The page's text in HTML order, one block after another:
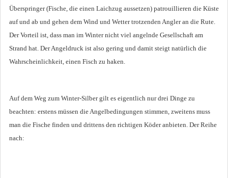
Überspringer (Fische, die einen Laichzug aussetzen) patrouillieren die Küste
auf und ab und gehen dem Wind und Wetter trotzenden Angler an die Rute.
Der Vorteil ist, dass man im Winter nicht viel angelnde Gesellschaft am
Strand hat. Der Angeldruck ist also gering und damit steigt natürlich die
Wahrscheinlichkeit, einen Fisch zu haken.
Auf dem Weg zum Winter-Silber gilt es eigentlich nur drei Dinge zu
beachten: erstens müssen die Angelbedingungen stimmen, zweitens muss
man die Fische finden und drittens den richtigen Köder anbieten. Der Reihe
nach: